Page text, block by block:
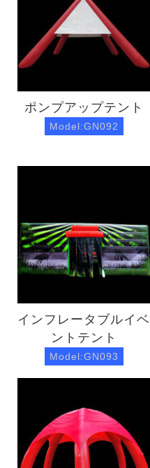
ポンプアップテント
Model:GN092
インフレータブルイベ
ントテント
Model:GN093